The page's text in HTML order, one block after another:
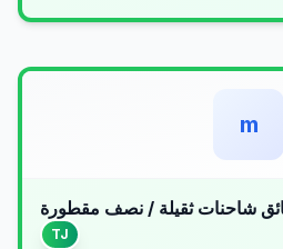
m
شاحنات ثقيلة / نصف مقطورة
TJ